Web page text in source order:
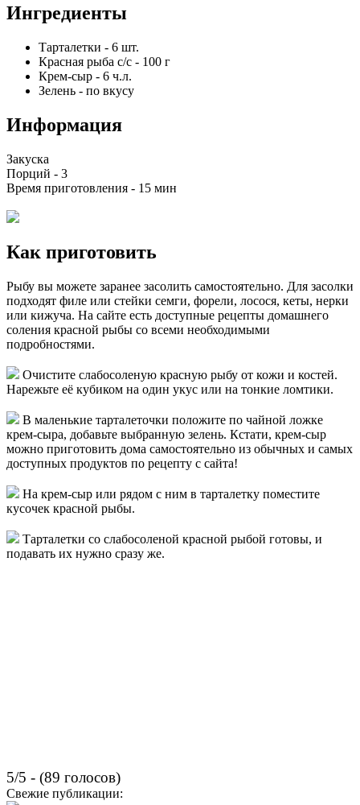
Ингредиенты
Тарталетки - 6 шт.
Красная рыба с/с - 100 г
Крем-сыр - 6 ч.л.
Зелень - по вкусу
Информация
Закуска
Порций - 3
Время приготовления - 15 мин
Как приготовить
Рыбу вы можете заранее засолить самостоятельно. Для засолки
подходят филе или стейки семги, форели, лосося, кеты, нерки
или кижуча. На сайте есть доступные рецепты домашнего
соления красной рыбы со всеми необходимыми
подробностями.
Очистите слабосоленую красную рыбу от кожи и костей.
Нарежьте её кубиком на один укус или на тонкие ломтики.
В маленькие тарталеточки положите по чайной ложке
крем-сыра, добавьте выбранную зелень. Кстати, крем-сыр
можно приготовить дома самостоятельно из обычных и самых
доступных продуктов по рецепту с сайта!
На крем-сыр или рядом с ним в тарталетку поместите
кусочек красной рыбы.
Тарталетки со слабосоленой красной рыбой готовы, и
подавать их нужно сразу же.
5/5 - (89 голосов)
Свежие публикации: